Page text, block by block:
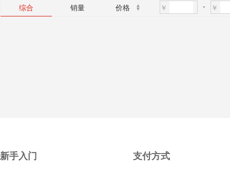
综合 销量 价格 ￥ - ￥
新手入门 支付方式